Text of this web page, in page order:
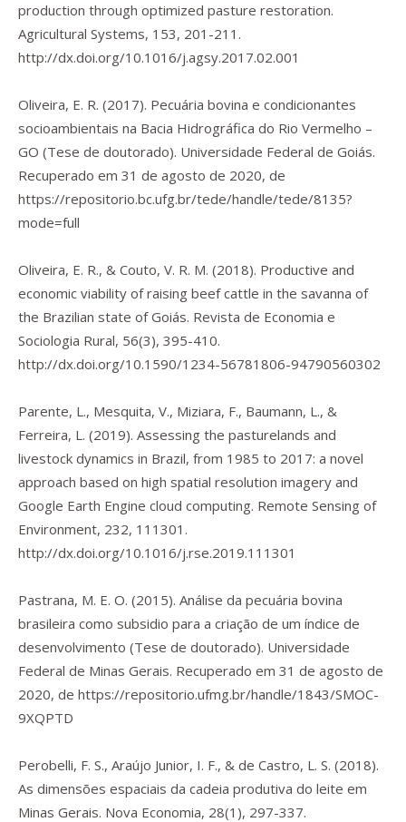
production through optimized pasture restoration.
Agricultural Systems, 153, 201-211.
http://dx.doi.org/10.1016/j.agsy.2017.02.001
Oliveira, E. R. (2017). Pecuária bovina e condicionantes
socioambientais na Bacia Hidrográfica do Rio Vermelho –
GO (Tese de doutorado). Universidade Federal de Goiás.
Recuperado em 31 de agosto de 2020, de
https://repositorio.bc.ufg.br/tede/handle/tede/8135?
mode=full
Oliveira, E. R., & Couto, V. R. M. (2018). Productive and
economic viability of raising beef cattle in the savanna of
the Brazilian state of Goiás. Revista de Economia e
Sociologia Rural, 56(3), 395-410.
http://dx.doi.org/10.1590/1234-56781806-94790560302
Parente, L., Mesquita, V., Miziara, F., Baumann, L., &
Ferreira, L. (2019). Assessing the pasturelands and
livestock dynamics in Brazil, from 1985 to 2017: a novel
approach based on high spatial resolution imagery and
Google Earth Engine cloud computing. Remote Sensing of
Environment, 232, 111301.
http://dx.doi.org/10.1016/j.rse.2019.111301
Pastrana, M. E. O. (2015). Análise da pecuária bovina
brasileira como subsidio para a criação de um índice de
desenvolvimento (Tese de doutorado). Universidade
Federal de Minas Gerais. Recuperado em 31 de agosto de
2020, de https://repositorio.ufmg.br/handle/1843/SMOC-
9XQPTD
Perobelli, F. S., Araújo Junior, I. F., & de Castro, L. S. (2018).
As dimensões espaciais da cadeia produtiva do leite em
Minas Gerais. Nova Economia, 28(1), 297-337.